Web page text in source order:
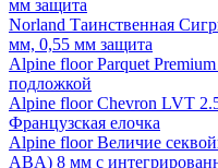
мм защита
Norland Таинственная
мм, 0,55 мм защита
Alpine floor Parquet
подложкой
Alpine floor Chevron LVT
Французская елочка
Alpine floor Величие
ABA) 8 мм с